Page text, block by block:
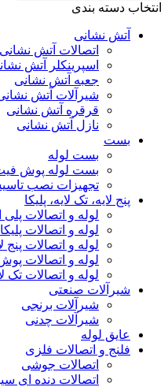
انتخاب دسته بندی
آتش نشانی
اتصالات آتش نشانی
اسپرینکلر آتش
جعبه آتش نشانی
شیرآلات آتش
قرقره آتش نشانی
نازل آتش نشانی
بست
بست لوله
بست لوله پوش
تجهیزات نصب
پنج لایه، تک لایه، پلیکا
لوله و اتصالات پلی
لوله و اتصالات پلیکا
لوله و اتصالات پنج
لوله و اتصالات
لوله و اتصالات تک
شیرآلات صنعتی
شیرآلات برنجی
شیرآلات چدنی
عایق لوله
فلنج و اتصالات فلزی
اتصالات جوشی
اتصالات دنده ای